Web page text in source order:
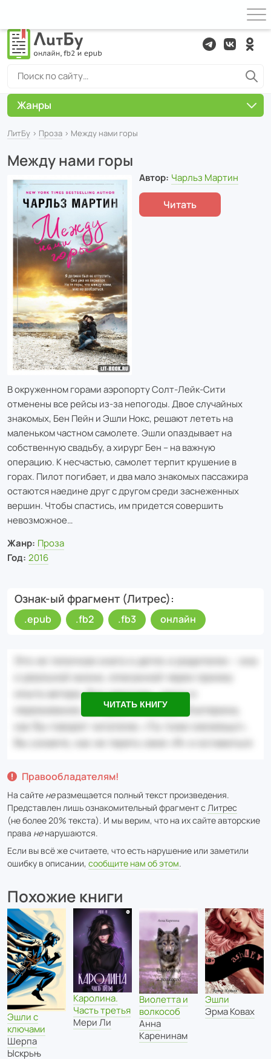
ЛитБу › Проза › Между нами горы
Между нами горы
Автор: Чарльз Мартин
Читать
В окруженном горами аэропорту Солт-Лейк-Сити
отменены все рейсы из-за непогоды. Двое случайных
знакомых, Бен Пейн и Эшли Нокс, решают лететь на
маленьком частном самолете. Эшли опаздывает на
собственную свадьбу, а хирург Бен – на важную
операцию. К несчастью, самолет терпит крушение в
горах. Пилот погибает, и два мало знакомых пассажира
остаются наедине друг с другом среди заснеженных
вершин. Чтобы спастись, им придется совершить
невозможное…
Жанр: Проза
Год: 2016
Ознак-ый фрагмент (Литрес)
.epub .fb2 .fb3 онлайн
ЧИТАТЬ КНИГУ
Правообладателям!
На сайте неразмещается полный текст произведения.
Представлен лишь ознакомительный фрагмент с Литрес
(не более 20% текста). И мы верим, что на их сайте авторские
права ненарушаются.
Если вы всё же считаете, что есть нарушение или заметили
ошибку в описании, сообщите нам об этом.
Похожие книги
Эшли с
ключами
Шерпа
Ыскрьњ
Каролина.
Часть третья
Мери Ли
Виолетта и
волкособ
Анна
Каренинам
Эшли
Эрма Ковах
Жанры